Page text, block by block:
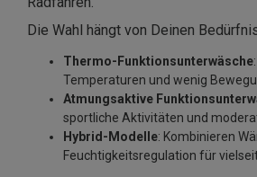
Die Wahl hängt von Deinen
Thermo-Funktionsunterwäsche
Temperaturen und wenig
Atmungsaktive
sportliche Aktivitäten und
Hybrid-Modelle: Kombinieren
Feuchtigkeitsregulation für